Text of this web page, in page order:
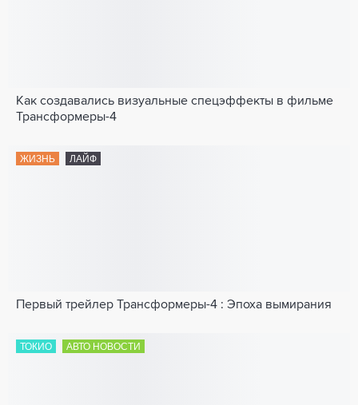
Как создавались визуальные спецэффекты в фильме
Трансформеры-4
ЖИЗНЬ ЛАЙФ
Первый трейлер Трансформеры-4 : Эпоха вымирания
ТОКИО АВТО НОВОСТИ